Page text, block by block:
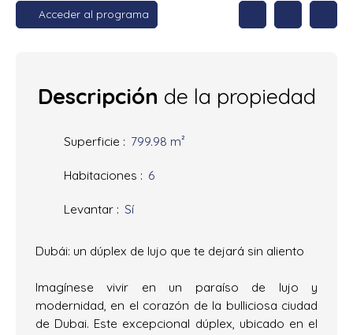
Acceder al programa
Descripción de la propiedad
Superficie : 799.98 m²
Habitaciones : 6
Levantar : Sí
Dubái: un dúplex de lujo que te dejará sin aliento
Imagínese vivir en un paraíso de lujo y
modernidad, en el corazón de la bulliciosa ciudad
de Dubai. Este excepcional dúplex, ubicado en el